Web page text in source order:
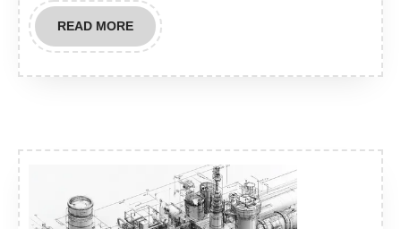
READ MOREREAD
MORE